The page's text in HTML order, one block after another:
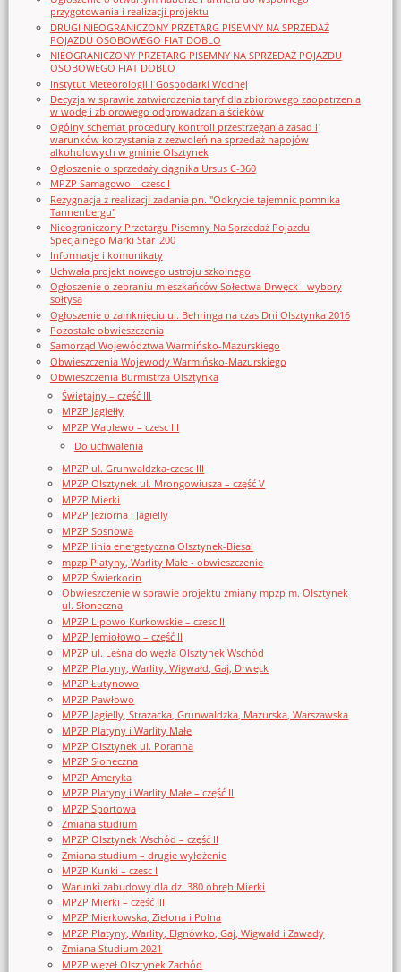
przygotowania i realizacji projektu
DRUGI NIEOGRANICZONY PRZETARG PISEMNY NA SPRZEDAŻ
POJAZDU OSOBOWEGO FIAT DOBLO
NIEOGRANICZONY PRZETARG PISEMNY NA SPRZEDAŻ POJAZDU
OSOBOWEGO FIAT DOBLO
Instytut Meteorologii i Gospodarki Wodnej
Decyzja w sprawie zatwierdzenia taryf dla zbiorowego zaopatrzenia
w wodę i zbiorowego odprowadzania ścieków
Ogólny schemat procedury kontroli przestrzegania zasad i
warunków korzystania z zezwoleń na sprzedaż napojów
alkoholowych w gminie Olsztynek
Ogłoszenie o sprzedaży ciągnika Ursus C-360
MPZP Samagowo – czesc I
Rezygnacja z realizacji zadania pn. "Odkrycie tajemnic pomnika
Tannenbergu"
Nieograniczony Przetargu Pisemny Na Sprzedaż Pojazdu
Specjalnego Marki Star_200
Informacje i komunikaty
Uchwała projekt nowego ustroju szkolnego
Ogłoszenie o zebraniu mieszkańców Sołectwa Drwęck - wybory
sołtysa
Ogłoszenie o zamknięciu ul. Behringa na czas Dni Olsztynka 2016
Pozostałe obwieszczenia
Samorząd Województwa Warmińsko-Mazurskiego
Obwieszczenia Wojewody Warmińsko-Mazurskiego
Obwieszczenia Burmistrza Olsztynka
Świętajny – część III
MPZP Jagiełły
MPZP Waplewo – czesc III
Do uchwalenia
MPZP ul. Grunwaldzka-czesc III
MPZP Olsztynek ul. Mrongowiusza – część V
MPZP Mierki
MPZP Jeziorna i Jagielly
MPZP Sosnowa
MPZP linia energetyczna Olsztynek-Biesal
mpzp Platyny, Warlity Małe - obwieszczenie
MPZP Świerkocin
Obwieszczenie w sprawie projektu zmiany mpzp m. Olsztynek
ul. Słoneczna
MPZP Lipowo Kurkowskie – czesc II
MPZP Jemiołowo – część II
MPZP ul. Leśna do węzła Olsztynek Wschód
MPZP Platyny, Warlity, Wigwałd, Gaj, Drwęck
MPZP Łutynowo
MPZP Pawłowo
MPZP Jagielly, Strazacka, Grunwaldzka, Mazurska, Warszawska
MPZP Platyny i Warlity Małe
MPZP Olsztynek ul. Poranna
MPZP Słoneczna
MPZP Ameryka
MPZP Platyny i Warlity Małe – część II
MPZP Sportowa
Zmiana studium
MPZP Olsztynek Wschód – część II
Zmiana studium – drugie wyłożenie
MPZP Kunki – czesc I
Warunki zabudowy dla dz. 380 obręb Mierki
MPZP Mierki – część III
MPZP Mierkowska, Zielona i Polna
MPZP Platyny, Warlity, Elgnówko, Gaj, Wigwałd i Zawady
Zmiana Studium 2021
MPZP węzeł Olsztynek Zachód